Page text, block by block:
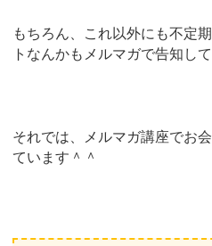
もちろん、これ以外にも不定
トなんかもメルマガで告知し
それでは、メルマガ講座でお
ています＾＾